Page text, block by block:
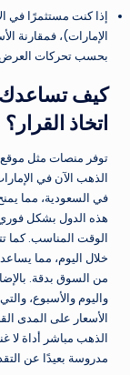
إذا كنت مستثمرًا في
الإمارات)، فمقارنة
بحسب تحركات
كيف
اتخاذ القرار؟
توفر منصات مثل موقع
الذهب الآن في
في السعودية، مما
هذه الدول بشكل
الوقت المناسب. كما
خلال اليوم، مما
من السوق بدقة.
واليوم والأسبوع،
الأسعار على المدى
الذهب مباشر أداة لا
مدروسة بعيدًا عن